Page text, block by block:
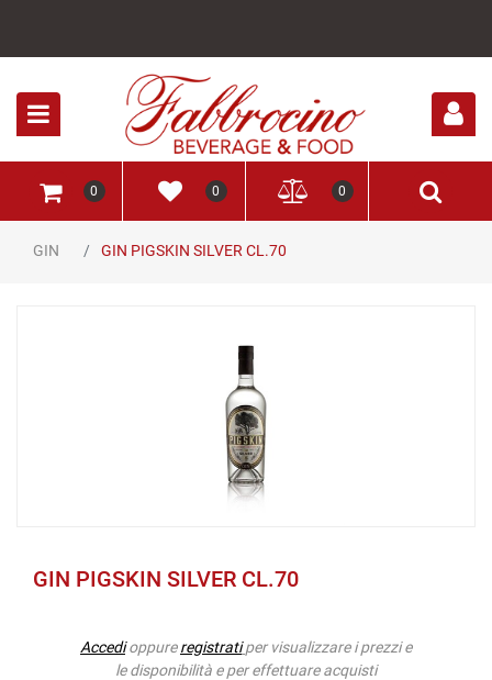
0 0 0
GIN GIN PIGSKIN SILVER CL.70
GIN PIGSKIN SILVER CL.70
Accedioppureregistrati per visualizzare i prezzi e
le disponibilità e per effettuare acquisti